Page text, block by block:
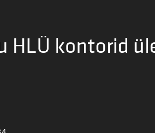
HLÜ kontorid